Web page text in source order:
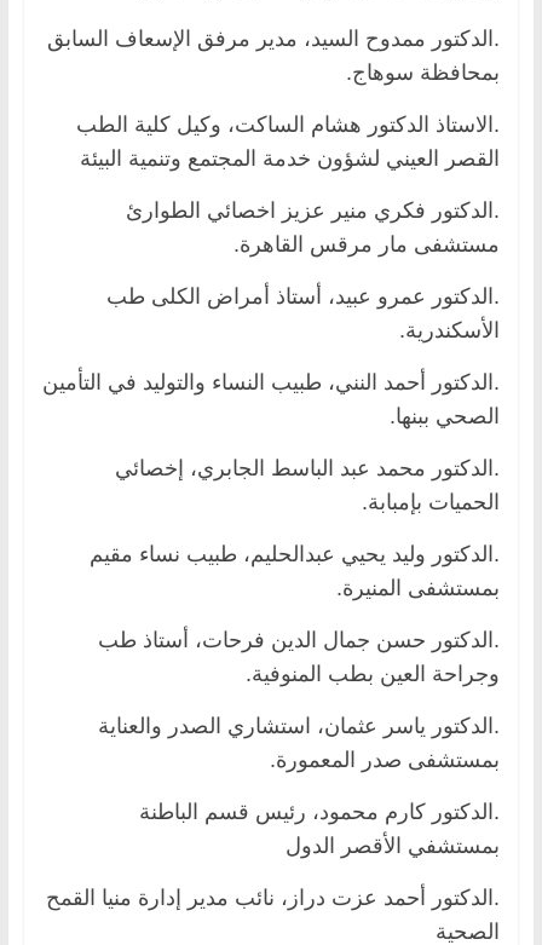
.الدكتور ممدوح السيد، مدير مرفق الإسعاف السابق
بمحافظة سوهاج.
.الاستاذ الدكتور هشام الساكت، وكيل كلية الطب
القصر العيني لشؤون خدمة المجتمع وتنمية البيئة
.الدكتور فكري منير عزيز اخصائي الطوارئ
مستشفى مار مرقس القاهرة.
.الدكتور عمرو عبيد، أستاذ أمراض الكلى طب
الأسكندرية.
.الدكتور أحمد النني، طبيب النساء والتوليد في التأمين
الصحي ببنها.
.الدكتور محمد عبد الباسط الجابري، إخصائي
الحميات بإمبابة.
.الدكتور وليد يحيي عبدالحليم، طبيب نساء مقيم
بمستشفى المنيرة.
.الدكتور حسن جمال الدين فرحات، أستاذ طب
وجراحة العين بطب المنوفية.
.الدكتور ياسر عثمان، استشاري الصدر والعناية
بمستشفى صدر المعمورة.
.الدكتور كارم محمود، رئيس قسم الباطنة
بمستشفي الأقصر الدول
.الدكتور أحمد عزت دراز، نائب مدير إدارة منيا القمح
الصحية